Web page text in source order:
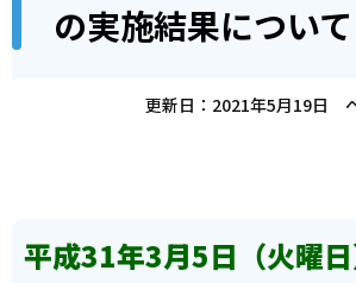
す
ら
の実施結果について
更新日：2021年5月19日
平成31年3月5日（火曜